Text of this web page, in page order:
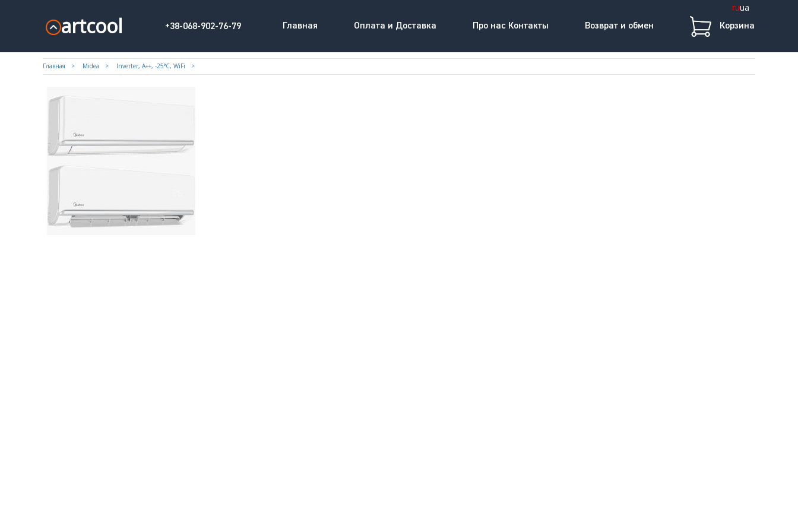
ruua
artcool +38-068-902-76-79 Главная Оплата и Доставка Про нас Контакты Возврат и обмен Корзина
Главная Midea Inverter, A++, -25°С, WiFi